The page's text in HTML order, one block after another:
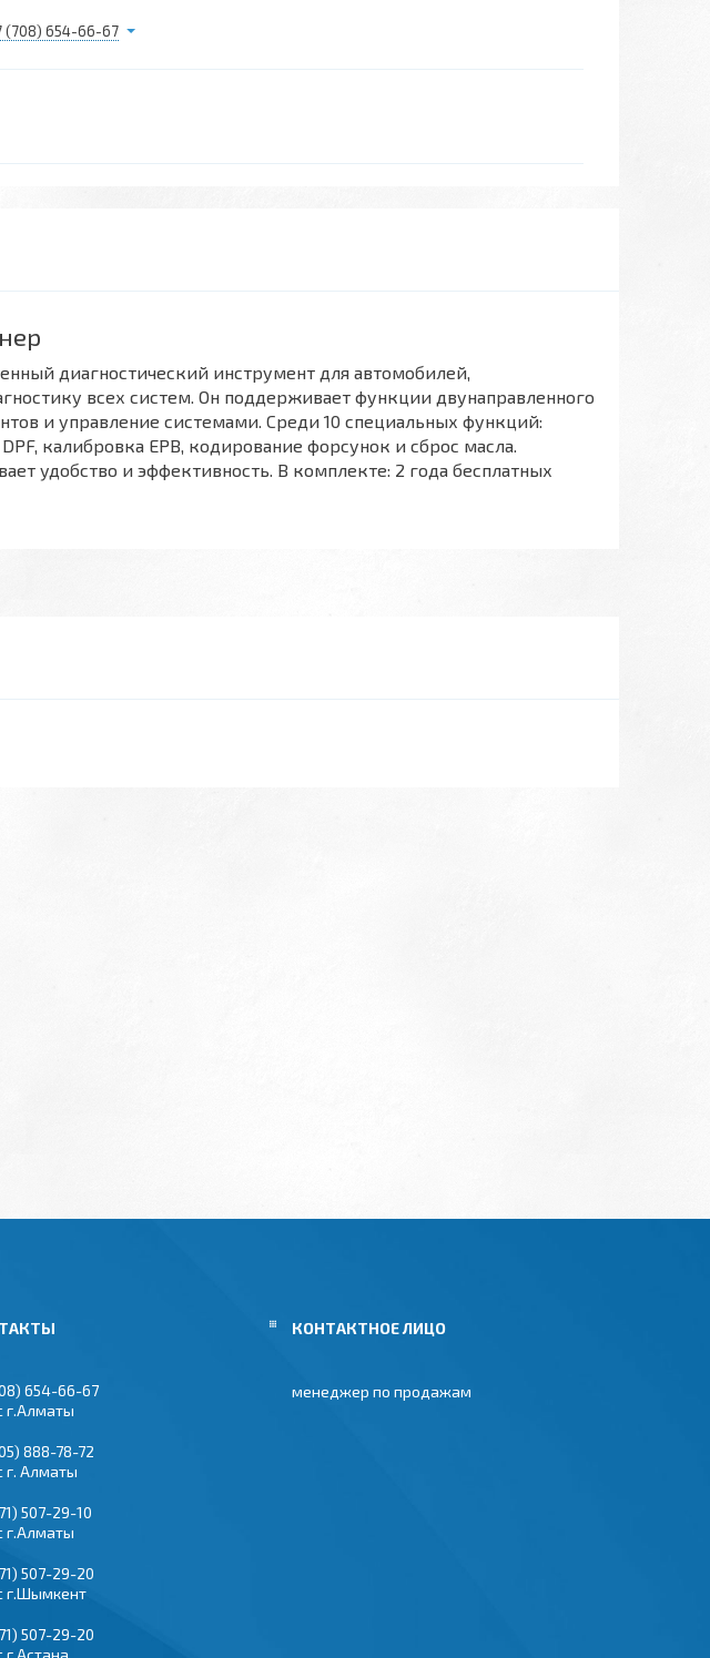
(708) 654-66-67
диагностический инструмент для автомобилей,
всех систем. Он поддерживает функции двунаправленного
и управление системами. Среди 10 специальных функций:
калибровка EPB, кодирование форсунок и сброс масла.
удобство и эффективность. В комплекте: 2 года бесплатных
654-66-67
г.Алматы
888-78-72
г. Алматы
507-29-10
г.Алматы
507-29-20
г.Шымкент
507-29-20
менеджер по продажам